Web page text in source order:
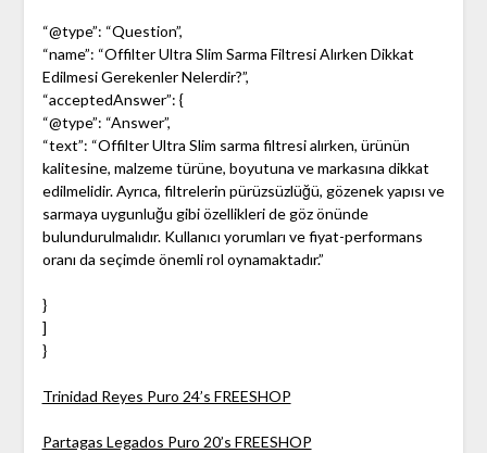
“@type”: “Question”,
“name”: “Offilter Ultra Slim Sarma Filtresi Alırken Dikkat
Edilmesi Gerekenler Nelerdir?”,
“acceptedAnswer”: {
“@type”: “Answer”,
“text”: “Offilter Ultra Slim sarma filtresi alırken, ürünün
kalitesine, malzeme türüne, boyutuna ve markasına dikkat
edilmelidir. Ayrıca, filtrelerin pürüzsüzlüğü, gözenek yapısı ve
sarmaya uygunluğu gibi özellikleri de göz önünde
bulundurulmalıdır. Kullanıcı yorumları ve fiyat-performans
oranı da seçimde önemli rol oynamaktadır.”
}
]
}
Trinidad Reyes Puro 24’s FREESHOP
Partagas Legados Puro 20’s FREESHOP